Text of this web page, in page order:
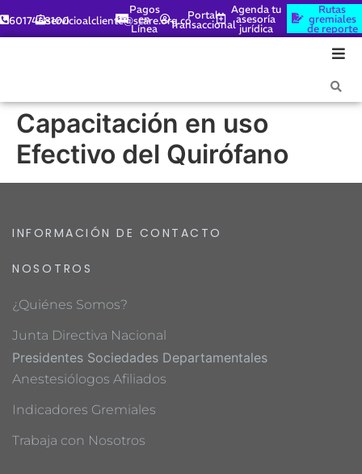
6017448100servicioalcliente@scare.org.co
Pagos
en
Línea
Portal
Transaccional
Agenda tu
asesoría
jurídica
Rutas
gremiales
de reporte
Capacitación en uso
Efectivo del Quirófano
INFORMACIÓN DE CONTACTO
NOSOTROS
¿Quiénes Somos?
Junta Directiva Nacional
Presidentes Sociedades Departamentales
Anestesiólogos Afiliados
Indicadores Gremiales
Trabaja con Nosotros